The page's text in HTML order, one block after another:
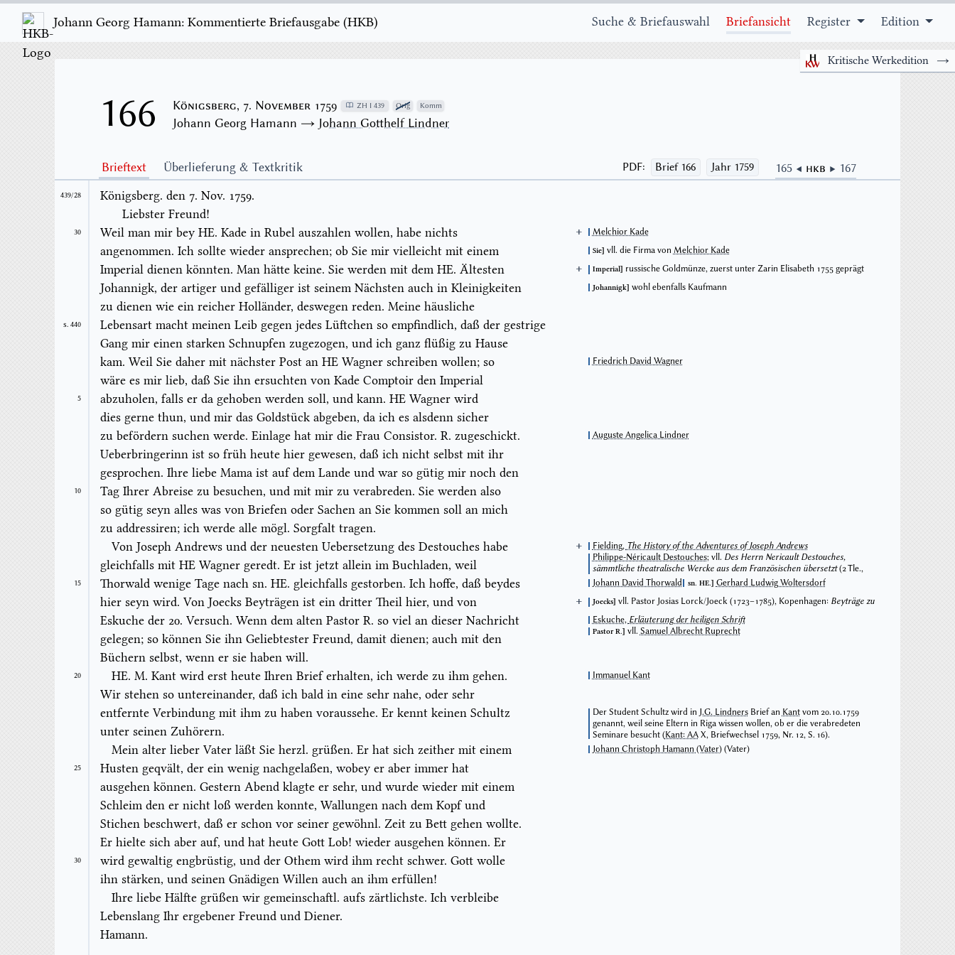
Johann Georg Hamann: Kommentierte Briefausgabe ( H K B ) Suche & Briefauswahl Briefansicht Register Edition
Kritische Werkedition →
166 Königsberg, 7. November 1759 ZH I 439 Orig Komm
Johann Georg Hamann → Johann Gotthelf Lindner
Brieftext Überlieferung & Textkritik PDF: Brief 166 Jahr 1759 165 ◀ HKB ▶ 167
439/28 Königsberg. den 7. Nov. 1759.
Liebster Freund!
30 Melchior Kade
Da Königsberg mit allerlei minderwertigen Münzen vor allem preußischer
Provinienz überschwemmt war, wurde seit 1759 in mehreren Schritten die
Umrechnungskurse neu zu bestimmen versucht.
Weil man mir bey HE. Kade in Rubel auszahlen wollen, habe nichts
Sie vll. die Firma von Melchior Kade
angenommen. Ich sollte wieder ansprechen; ob Sie mir vielleicht mit einem
Imperial
russische Goldmünze, zuerst unter Zarin Elisabeth 1755 geprägt
Kreuz mit Jahreszahl in den Winkeln), Wert: 10 Rubel.
Imperial dienen könnten. Man hätte keine. Sie werden mit dem HE. Ältesten
Johannigk wohl ebenfalls Kaufmann
Johannigk, der artiger und gefälliger ist seinem Nächsten auch in Kleinigkeiten
zu dienen wie ein reicher Holländer, deswegen reden. Meine häusliche
S. 440
Lebensart macht meinen Leib gegen jedes Lüftchen so empfindlich, daß der gestrige
Gang mir einen starken Schnupfen zugezogen, und ich ganz flüßig zu Hause
Friedrich David Wagner
kam. Weil Sie daher mit nächster Post an HE Wagner schreiben wollen; so
wäre es mir lieb, daß Sie ihn ersuchten von Kade Comptoir den Imperial
5 abzuholen, falls er da gehoben werden soll, und kann. HE Wagner wird
dies gerne thun, und mir das Goldstück abgeben, da ich es alsdenn sicher
Auguste Angelica Lindner
zu befördern suchen werde. Einlage hat mir die Frau Consistor. R. zugeschickt.
Ueberbringerinn ist so früh heute hier gewesen, daß ich nicht selbst mit ihr
gesprochen. Ihre liebe Mama ist auf dem Lande und war so gütig mir noch den
10
Tag Ihrer Abreise zu besuchen, und mit mir zu verabreden. Sie werden also
so gütig seyn alles was von Briefen oder Sachen an Sie kommen soll an mich
zu addressiren; ich werde alle mögl. Sorgfalt tragen.
Fielding, The History of the Adventures of Joseph Andrews
Philippe-Néricault Destouches; vll. Des Herrn Nericault Destouches,
sämmtliche theatralische Wercke aus dem Französischen übersetzt(2 Tle.,
Leipzig u. Göttingen 1756), vgl.HKB 167 ( I 441/35 ).
Von Joseph Andrews und der neuesten Uebersetzung des Destoucheshabe
gleichfalls mit HE Wagner geredt. Er ist jetzt allein im Buchladen, weil
15 Johann David Thorwald sn. HE. Gerhard Ludwig Woltersdorf
Thorwald wenige Tage nach sn. HE. gleichfalls gestorben. Ich hoffe, daß beydes
Joecks vll. Pastor Josias Lorck/Joeck (1723–1785), Kopenhagen: Beyträge zu
hier seyn wird. Von Joecks Beyträgen ist ein dritter Theil hier, und von
Eskuche, Erläuterung der heiligen Schrift
Pastor R. vll. Samuel Albrecht Ruprecht
Eskuche der 20. Versuch. Wenn dem alten Pastor R. so viel an dieser Nachricht
gelegen; so können Sie ihn Geliebtester Freund, damit dienen; auch mit den
Büchern selbst, wenn er sie haben will.
20 Immanuel Kant
HE. M. Kantwird erst heute Ihren Brief erhalten, ich werde zu ihm gehen.
Wir stehen so untereinander, daß ich bald in eine sehr nahe, oder sehr
Der Student Schultz wird in J.G. LindnersBrief an Kantvom 20.10.1759
genannt, weil seine Eltern in Riga wissen wollen, ob er die verabredeten
Seminare besucht (Kant: AAX, Briefwechsel 1759, Nr. 12, S. 16).
entfernte Verbindung mit ihm zu haben voraussehe. Er kennt keinen Schultz
unter seinen Zuhörern.
Johann Christoph Hamann (Vater)(Vater)
Mein alter lieber Vater läßt Sie herzl. grüßen. Er hat sich zeither mit einem
25
Husten geqvält, der ein wenig nachgelaßen, wobey er aber immer hat
ausgehen können. Gestern Abend klagte er sehr, und wurde wieder mit einem
Schleim den er nicht loß werden konnte, Wallungen nach dem Kopf und
Stichen beschwert, daß er schon vor seiner gewöhnl. Zeit zu Bett gehen wollte.
Er hielte sich aber auf, und hat heute Gott Lob! wieder ausgehen können. Er
30
wird gewaltig engbrüstig, und der Othem wird ihm recht schwer. Gott wolle
ihn stärken, und seinen Gnädigen Willen auch an ihm erfüllen!
Ihre liebe Hälfte grüßen wir gemeinschaftl. aufs zärtlichste. Ich verbleibe
Lebenslang Ihr ergebener Freund und Diener.
Hamann.